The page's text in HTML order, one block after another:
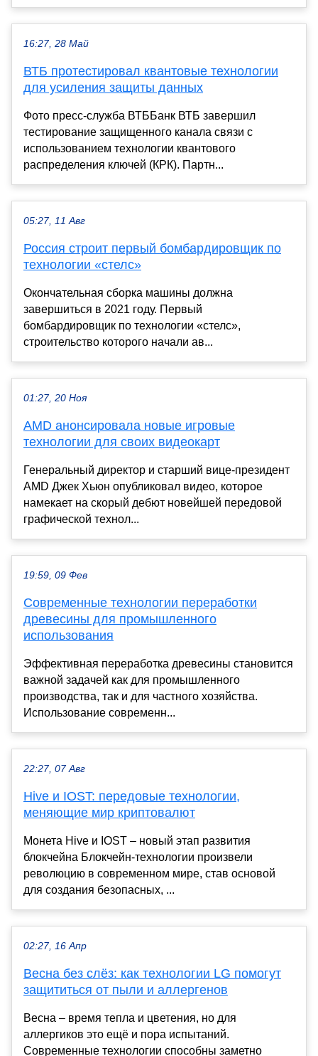
16:27, 28 Май
ВТБ протестировал квантовые технологии
для усиления защиты данных
Фото пресс-служба ВТББанк ВТБ завершил
тестирование защищенного канала связи с
использованием технологии квантового
распределения ключей (КРК). Партн...
05:27, 11 Авг
Россия строит первый бомбардировщик по
технологии «стелс»
Окончательная сборка машины должна
завершиться в 2021 году. Первый
бомбардировщик по технологии «стелс»,
строительство которого начали ав...
01:27, 20 Ноя
AMD анонсировала новые игровые
технологии для своих видеокарт
Генеральный директор и старший вице-президент
AMD Джек Хьюн опубликовал видео, которое
намекает на скорый дебют новейшей передовой
графической технол...
19:59, 09 Фев
Современные технологии переработки
древесины для промышленного
использования
Эффективная переработка древесины становится
важной задачей как для промышленного
производства, так и для частного хозяйства.
Использование современн...
22:27, 07 Авг
Hive и IOST: передовые технологии,
меняющие мир криптовалют
Монета Hive и IOST – новый этап развития
блокчейна Блокчейн-технологии произвели
революцию в современном мире, став основой
для создания безопасных, ...
02:27, 16 Апр
Весна без слёз: как технологии LG помогут
защититься от пыли и аллергенов
Весна – время тепла и цветения, но для
аллергиков это ещё и пора испытаний.
Современные технологии способны заметно